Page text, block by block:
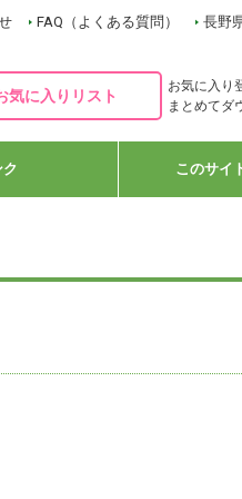
FAQ（よくある質問） 長野
気に入りリスト
お気に入り
まとめてダ
ク このサイ